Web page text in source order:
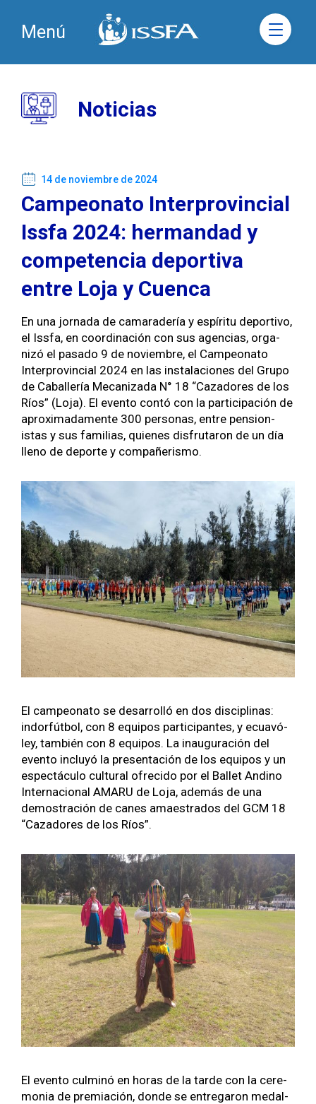
Menú
Noticias
14 de noviembre de 2024
Campeonato Interprovincial
Issfa 2024: hermandad y
competencia deportiva
entre Loja y Cuenca
En una jor­na­da de cama­radería y espíritu deporti­vo,
el Iss­fa, en coor­di­nación con sus agen­cias, orga­
nizó el pasa­do 9 de noviem­bre, el Campe­ona­to
Inter­provin­cial 2024 en las insta­la­ciones del Grupo
de Caballería Mecan­iza­da N° 18 “Cazadores de los
Ríos” (Loja). El even­to con­tó con la par­tic­i­pación de
aprox­i­mada­mente 300 per­sonas, entre pen­sion­
istas y sus famil­ias, quienes dis­fru­taron de un día
lleno de deporte y com­pañeris­mo.
El campe­ona­to se desar­rol­ló en dos dis­ci­plinas:
indor­fút­bol, con 8 equipos par­tic­i­pantes, y ecuavó­
ley, tam­bién con 8 equipos. La inau­gu­ración del
even­to incluyó la pre­sentación de los equipos y un
espec­tácu­lo cul­tur­al ofre­ci­do por el Bal­let Andi­no
Inter­na­cional AMARU de Loja, además de una
demostración de canes amaestra­dos del GCM 18
“Cazadores de los Ríos”.
El even­to cul­minó en horas de la tarde con la cer­e­
mo­nia de pre­miación, donde se entre­garon medal­